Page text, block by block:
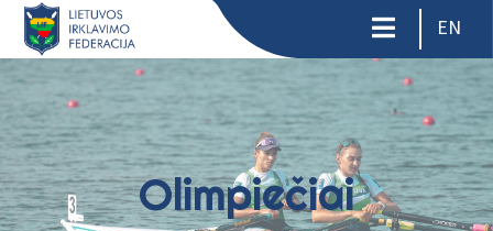
EN
Olimpiečiai